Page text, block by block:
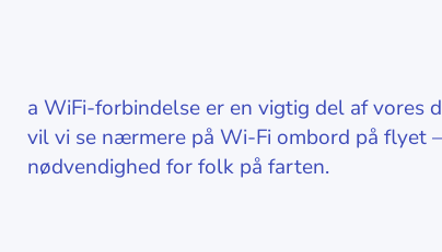
a WiFi-forbindelse er en vigtig del af vores
vil vi se nærmere på Wi-Fi ombord på flyet
nødvendighed for folk på farten.